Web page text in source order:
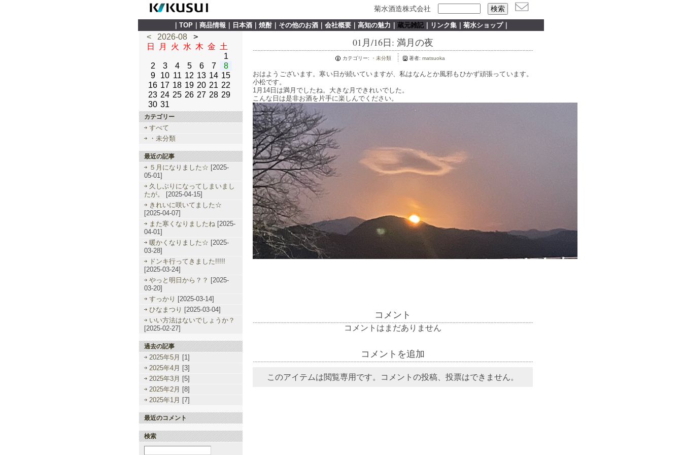
菊水酒造株式会社
TOP 商品情報 日本酒 焼酎｜ その他のお酒 会社概要 高知の魅力 蔵元雑記 リンク集 菊水ショップ｜
01月/16日: 満月の夜
カテゴリー: ・未分類 著者: matsuoka
おはようございます。寒い日が続いていますが、私はなんとか風邪もひかず頑張っています。
小松です。
1月14日は満月でしたね。大きな月できれいでした。
こんな日は是非お酒を片手に楽しんでください。
コメント
コメントはまだありません
コメントを追加
このアイテムは閲覧専用です。コメントの投稿、投票はできません。
< 2026-08 >
日
月 火 水 木 金 土
1
2
3 4 5 6 7
8
9
10 11 12 13 14 15
16 17 18 19 20 21 22
23 24 25 26 27 28 29
30 31
カテゴリー
すべて
・未分類
最近の記事
５月になりました☆ [2025-
05-01]
久しぶりになってしまいまし
たが。
[2025-04-15]
きれいに咲いてました☆
[2025-04-07]
また寒くなりましたね [2025-
04-01]
暖かくなりました☆ [2025-
03-28]
ドンキ行ってきました!!!!!
[2025-03-24]
やっと明日から？？ [2025-
03-20]
すっかり [2025-03-14]
ひなまつり [2025-03-04]
いい方法はないでしょうか？
[2025-02-27]
過去の記事
2025年5月
[1]
2025年4月
[3]
2025年3月
[5]
2025年2月
[8]
2025年1月
[7]
最近のコメント
検索